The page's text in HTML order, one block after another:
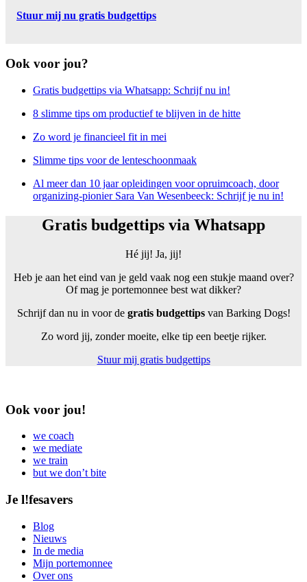
Stuur mij nu gratis budgettips
Ook voor jou?
Gratis budgettips via Whatsapp: Schrijf nu in!
8 slimme tips om productief te blijven in de hitte
Zo word je financieel fit in mei
Slimme tips voor de lenteschoonmaak
Al meer dan 10 jaar opleidingen voor opruimcoach, door
organizing-pionier Sara Van Wesenbeeck: Schrijf je nu in!
Gratis budgettips via Whatsapp
Hé jij! Ja, jij!
Heb je aan het eind van je geld vaak nog een stukje maand over?
Of mag je portemonnee best wat dikker?
Schrijf dan nu in voor de gratis budgettipsvan Barking Dogs!
Zo word jij, zonder moeite, elke tip een beetje rijker.
Stuur mij gratis budgettips
Ook voor jou!
we coach
we mediate
we train
but we don’t bite
Je l!fesavers
Blog
Nieuws
In de media
Mijn portemonnee
Over ons